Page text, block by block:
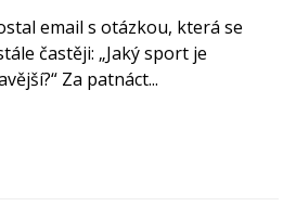
email s otázkou, která se
častěji: „Jaký sport je
Za patnáct...